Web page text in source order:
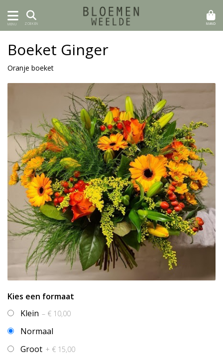
MENU ZOEKEN MAND
Boeket Ginger
Oranje boeket
Kies een formaat
Klein – € 10,00
Normaal
Groot + € 15,00